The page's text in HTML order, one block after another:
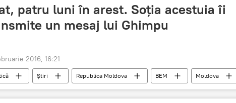
patru luni în arest. Soţia acestuia îi
un mesaj lui Ghimpu
2016, 16:21
Știri Republica Moldova BEM Moldova
mesaj Soarta lui Vladimir Filat, la mâna justiţiei